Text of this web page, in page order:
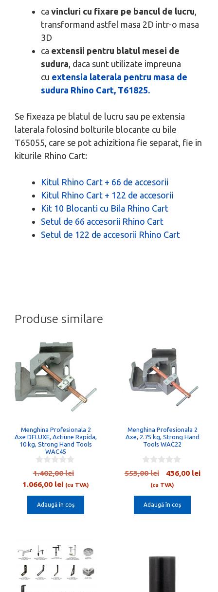
ca vincluri cu fixare pe bancul de lucru
transformand astfel masa 2D intr-o masa
3D
ca extensii pentru blatul mesei de
sudura , daca sunt utilizate impreuna
cu extensia laterala pentru masa de
sudura Rhino Cart, T61825.
Se fixeaza pe blatul de lucru sau pe extensia
laterala folosind bolturile blocante cu bile
T65055, care se pot achizitiona fie separat, fie in
kiturile Rhino Cart:
Kitul Rhino Cart + 66 de accesorii
Kitul Rhino Cart + 122 de accesorii
Kit 10 Blocanti cu Bila Rhino Cart
Setul de 66 accesorii Rhino Cart
Setul de 122 de accesorii Rhino Cart
Produse similare
Menghina Profesionala 2
Axe DELUXE, Actiune Rapida,
10 kg, Strong Hand Tools
WAC45
0
o
u
f
5
1.402,00lei
inițial
a
1.066,00 leiPrețul
curent
este:
(cu TVA)
Adaugă în coș
Menghina Profesionala 2
Axe, 2.75 kg, Strong Hand
Tools WAC22
0
o
f
5
553,00lei
Prețul
inițial
a
fost:
436,00 lei
(cu TVA)
Adaugă în coș